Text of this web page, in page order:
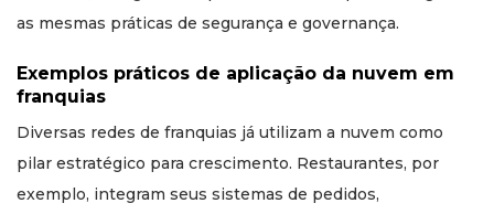
as mesmas práticas de segurança e governança.
Exemplos práticos de aplicação da nuvem em
franquias
Diversas redes de franquias já utilizam a nuvem como
pilar estratégico para crescimento. Restaurantes, por
exemplo, integram seus sistemas de pedidos,